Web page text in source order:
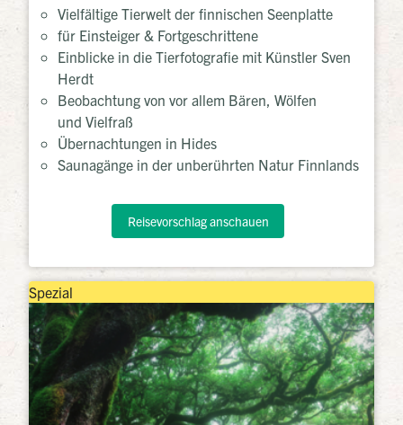
Vielfältige Tierwelt der finnischen Seenplatte
für Einsteiger & Fortgeschrittene
Einblicke in die Tierfotografie mit Künstler Sven
Herdt
Beobachtung von vor allem Bären, Wölfen
und Vielfraß
Übernachtungen in Hides
Saunagänge in der unberührten Natur Finnlands
Reisevorschlag anschauen
Spezial